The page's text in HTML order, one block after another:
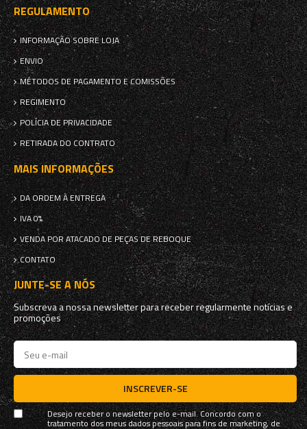
REGULAMENTO
INFORMAÇÃO SOBRE LOJA
ENVIO
MÉTODOS DE PAGAMENTO E COMISSÕES
REGIMENTO
POLÍCIA DE PRIVACIDADE
RETIRADA DO CONTRATO
MAIS INFORMAÇÕES
DA ORDEM À ENTREGA
IVA 0%
VENDA POR ATACADO DE PEÇAS DE REBOQUE
CONTATO
JUNTE-SE A NÓS
Subscreva a nossa newsletter para receber regularmente notícias e
promoções
INSCREVER-SE
Desejo receber o newsletter pelo e-mail. Concordo com o
tratamento dos meus dados pessoais para fins de marketing, de